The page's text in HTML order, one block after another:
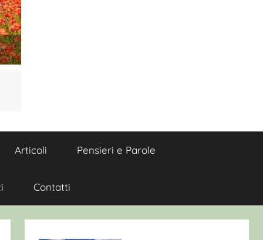
Articoli Pensieri e Parole
Contatti